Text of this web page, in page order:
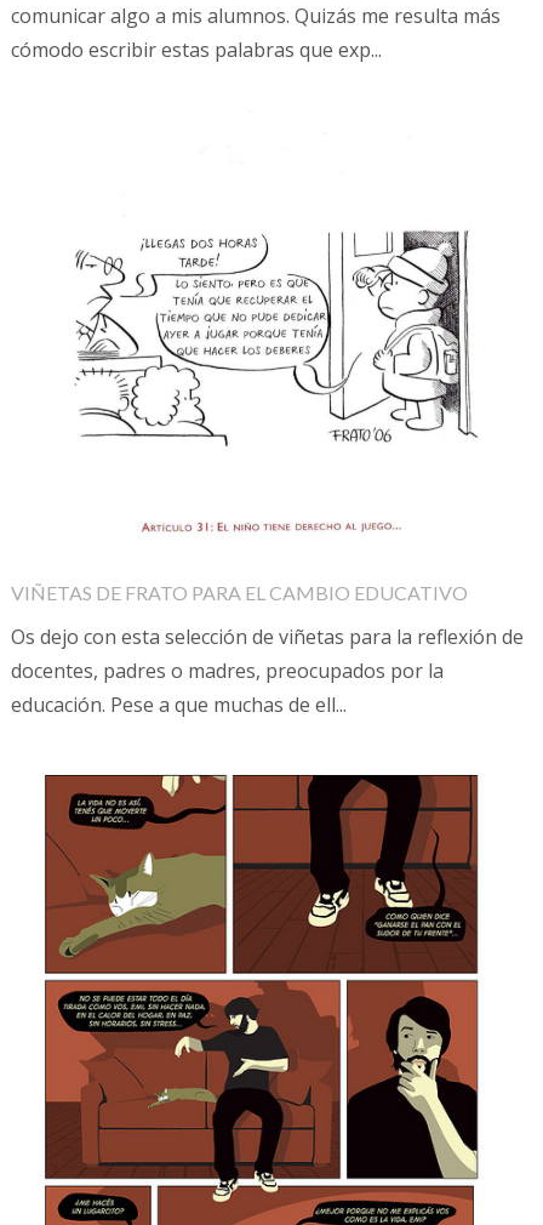
comunicar algo a mis alumnos. Quizás me resulta más
cómodo escribir estas palabras que exp...
VIÑETAS DE FRATO PARA EL CAMBIO EDUCATIVO
Os dejo con esta selección de viñetas para la reflexión de
docentes, padres o madres, preocupados por la
educación. Pese a que muchas de ell...